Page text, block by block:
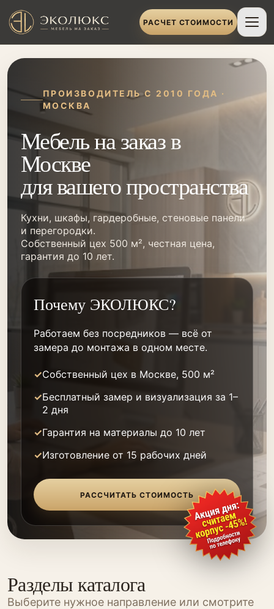
РАСЧЕТ СТОИМОСТИ
ПРОИЗВОДИТЕЛЬ С 2010 ГОДА ·
МОСКВА
Мебель на заказ в
Москве
для вашего пространства
Кухни, шкафы, гардеробные, стеновые панели
и перегородки.
Собственный цех 500 м², честная цена,
гарантия до 10 лет.
Почему ЭКОЛЮКС?
Работаем без посредников — всё от
замера до монтажа в одном месте.
Собственный цех в Москве, 500 м²
Бесплатный замер и визуализация за 1–
2 дня
Гарантия на материалы до 10 лет
Изготовление от 15 рабочих дней
РАССЧИТАТЬ СТОИМОСТЬ
Разделы каталога
Выберите нужное направление или смотрите